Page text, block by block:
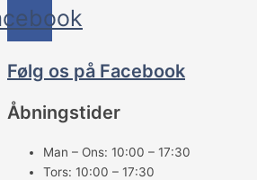
Følg os på Facebook
Åbningstider
Man – Ons: 10:00 – 17:30
Tors: 10:00 – 17:30